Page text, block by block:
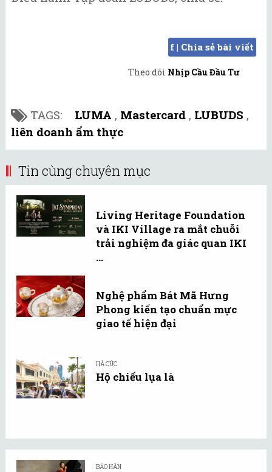
f | Chia sẻ bài viết
Theo dõi Nhịp Cầu Đầu Tư
TAGS: LUMA , Mastercard , LUBUDS ,
liên doanh ẩm thực
Tin cùng chuyên mục
Living Heritage Foundation
và IKI Village ra mắt chuỗi
trải nghiệm đa giác quan IKI
...
Nghệ phẩm Bát Mã Hưng
Phong kiến tạo chuẩn mực
giao tế hiện đại
HÀ CÚC
Hộ chiếu lụa là
BẢO HÂN